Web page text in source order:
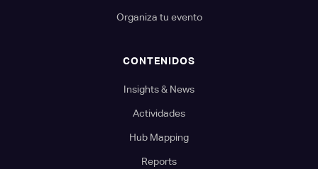
Organiza tu evento
CONTENIDOS
Insights & News
Actividades
Hub Mapping
Reports